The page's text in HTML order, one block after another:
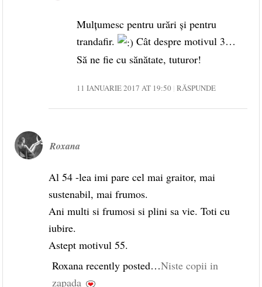
Mulțumesc pentru urări și pentru
trandafir.
Cât despre motivul 3…
Să ne fie cu sănătate, tuturor!
11 IANUARIE 2017 AT 19:50 RĂSPUNDE
Roxana
Al 54 -lea imi pare cel mai graitor, mai
sustenabil, mai frumos.
Ani multi si frumosi si plini sa vie. Toti cu
iubire.
Astept motivul 55.
Roxana recently posted…Niste copii in
zapada